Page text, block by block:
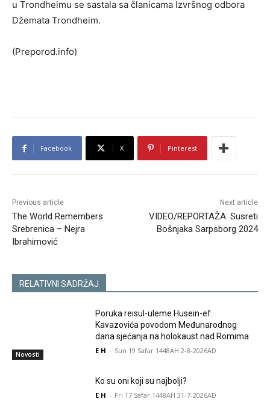
u Trondheimu se sastala sa članicama Izvršnog odbora
Džemata Trondheim.
(Preporod.info)
Facebook X Pinterest
Previous article
The World Remembers
Srebrenica – Nejra
Ibrahimović
Next article
VIDEO/REPORTAŽA: Susreti
Bošnjaka Sarpsborg 2024
RELATIVNI SADRŽAJ
Novosti
Poruka reisul-uleme Husein-ef.
Kavazovića povodom Međunarodnog
dana sjećanja na holokaust nad Romima
E H - Sun 19 Safar 1448AH 2-8-2026AD
Ko su oni koji su najbolji?
E H - Fri 17 Safar 1448AH 31-7-2026AD